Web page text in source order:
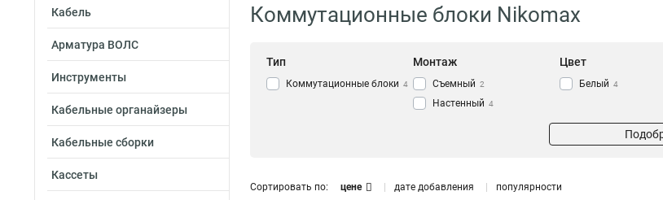
Кабель
Арматура ВОЛС
Инструменты
Кабельные органайзеры
Кабельные сборки
Кассеты
Коммутационные блоки Nikomax
Тип
Коммутационные блоки 4
Монтаж
Cъемный 2
Настенный 4
Цвет
Белый 4
Сортировать по: цене дате добавления популярности